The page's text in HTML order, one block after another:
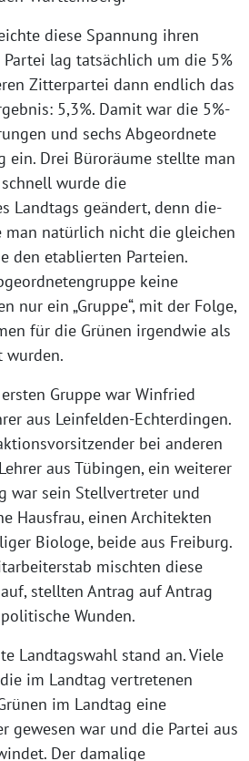
die­se Spannung ihren
lag tat­säch­lich um die 5%
Zitterpartei dann end­lich das
5,3%. Damit war die 5%-
und sechs Abgeordnete
ein. Drei Büroräume stell­te man
wur­de die
Landtags geän­dert, denn die­
man natür­lich nicht die glei­chen
den eta­blier­ten Parteien.
kei­ne
nur ein „Gruppe“, mit der Folge,
für die Grünen irgend­wie als
wurden.
Gruppe war Winfried
aus Leinfelden-Echterdingen.
bei ande­ren
aus Tübingen, ein wei­te­rer
war sein Stellvertreter und
Hausfrau, einen Architekten
Biologe, bei­de aus Freiburg.
misch­ten die­se
stell­ten Antrag auf Antrag
Wunden.
Landtagswahl stand an. Viele
im Landtag ver­tre­te­nen
im Landtag eine
gewe­sen war und die Partei aus
Der dama­li­ge